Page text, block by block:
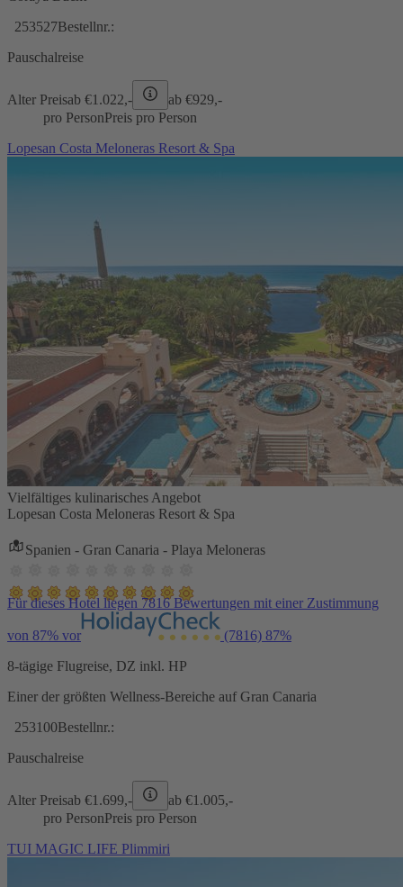
253527Bestellnr.:
Pauschalreise
Alter Preisab €1.022,- ab €929,-
pro PersonPreis pro Person
Lopesan Costa Meloneras Resort & Spa
Vielfältiges kulinarisches Angebot
Lopesan Costa Meloneras Resort & Spa
Spanien - Gran Canaria - Playa Meloneras
Für dieses Hotel liegen 7816 Bewertungen mit einer Zustimmung
von 87% vor (7816) 87%
8-tägige Flugreise, DZ inkl. HP
Einer der größten Wellness-Bereiche auf Gran Canaria
253100Bestellnr.:
Pauschalreise
Alter Preisab €1.699,- ab €1.005,-
pro PersonPreis pro Person
TUI MAGIC LIFE Plimmiri